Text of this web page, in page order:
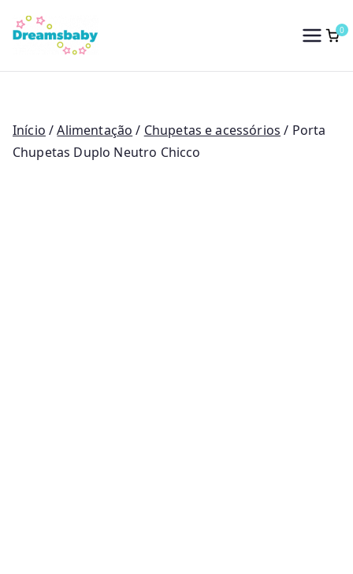
para
conteúdo
Dreams Baby
0
Início /Alimentação / Chupetas e acessórios / Porta
Chupetas Duplo Neutro Chicco